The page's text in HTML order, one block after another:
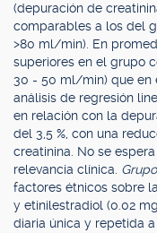
(depuración de
comparables a los del
>80 ml/min). En
superiores en el grupo
30 - 50 ml/min) que en
análisis de regresión
en relación con la
del 3,5 %, con una
creatinina. No se
relevancia clínica.
factores étnicos sobre
y etinilestradiol (0.02
diaria única y repetida